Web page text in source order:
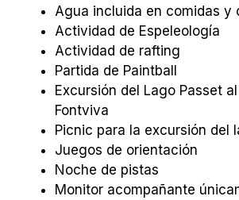
Agua incluida en comidas y
Actividad de Espeleología
Actividad de rafting
Partida de Paintball
Excursión del Lago Passet
Fontviva
Picnic para la excursión del
Juegos de orientación
Noche de pistas
Monitor acompañante